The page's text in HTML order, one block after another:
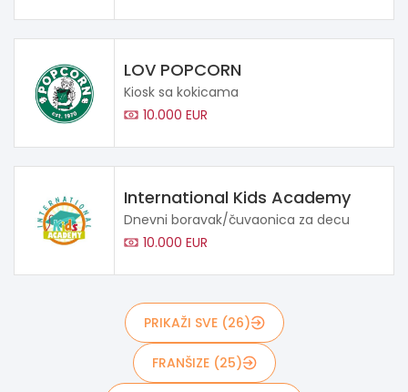
LOV POPCORN
Kiosk sa kokicama
10.000 EUR
International Kids Academy
Dnevni boravak/čuvaonica za decu
10.000 EUR
PRIKAŽI SVE (26)
FRANŠIZE (25)